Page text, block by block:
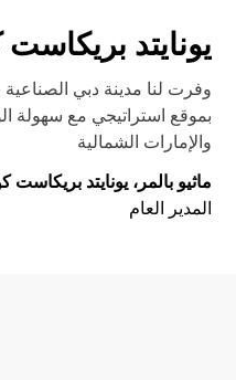
يونايتد
وفرت لنا مدينة دبي
بموقع استراتيجي مع سهولة
والإمارات الشمالية
ماثيو بالمر، يونايتد بريكاست
المدير العام